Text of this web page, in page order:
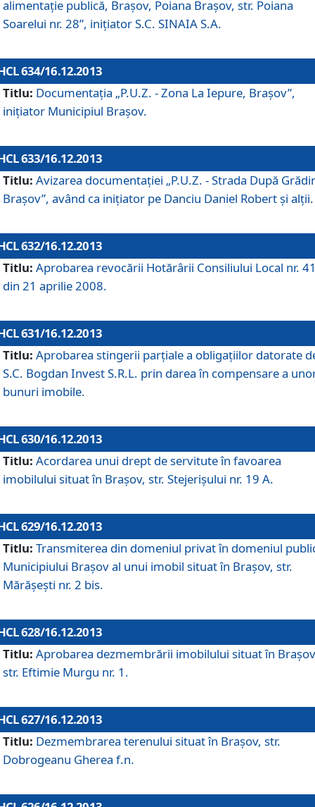
alimentaţie publică, Braşov, Poiana Braşov, str. Poiana
Soarelui nr. 28”, iniţiator S.C. SINAIA S.A.
634/16.12.2013
Titlu: Documentaţia „P.U.Z. - Zona La Iepure, Braşov”,
iniţiator Municipiul Braşov.
633/16.12.2013
Titlu: Avizarea documentaţiei „P.U.Z. - Strada După
Braşov”, având ca iniţiator pe Danciu Daniel Robert şi alţii.
632/16.12.2013
Titlu: Aprobarea revocării Hotărârii Consiliului Local nr.
din 21 aprilie 2008.
631/16.12.2013
Titlu: Aprobarea stingerii parţiale a obligaţiilor datorate
S.C. Bogdan Invest S.R.L. prin darea în compensare a
bunuri imobile.
630/16.12.2013
Titlu: Acordarea unui drept de servitute în favoarea
imobilului situat în Braşov, str. Stejerişului nr. 19 A.
629/16.12.2013
Titlu: Transmiterea din domeniul privat în domeniul
Municipiului Braşov al unui imobil situat în Braşov, str.
Mărăşeşti nr. 2 bis.
628/16.12.2013
Titlu: Aprobarea dezmembrării imobilului situat în
str. Eftimie Murgu nr. 1.
627/16.12.2013
Titlu: Dezmembrarea terenului situat în Braşov, str.
Dobrogeanu Gherea f.n.